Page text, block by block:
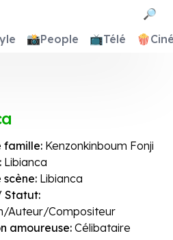
🔎
📸People 📺Télé 🍿
famille: Kenzonkinboum Fonji
Libianca
scène: Libianca
Statut:
Auteur/Compositeur
amoureuse: Célibataire